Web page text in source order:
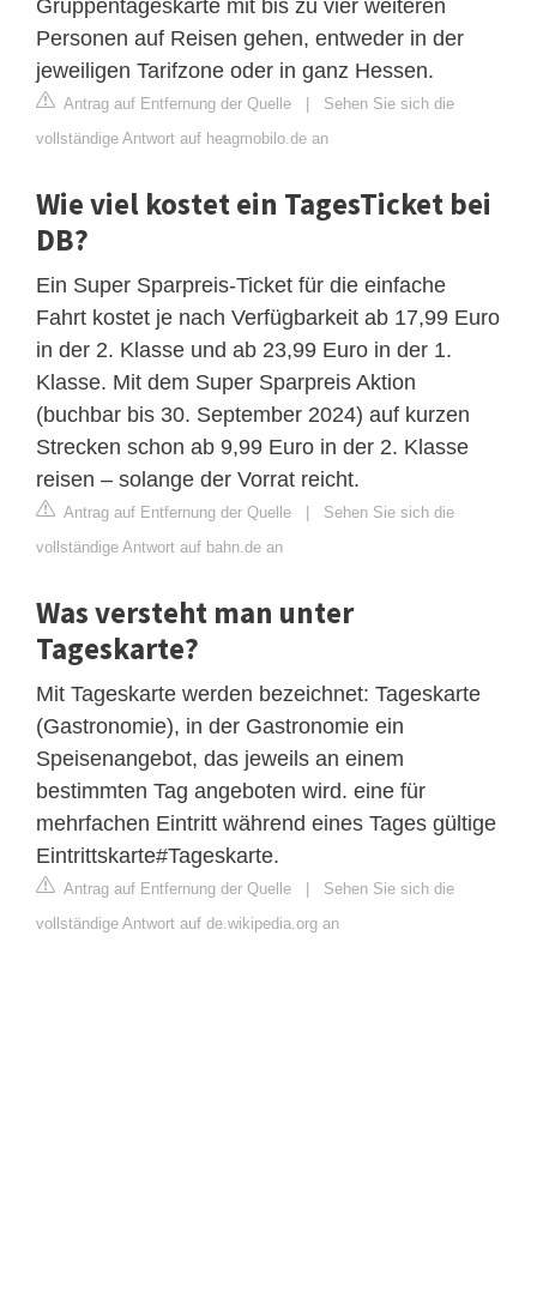
Gruppentageskarte mit bis zu vier weiteren
Personen auf Reisen gehen, entweder in der
jeweiligen Tarifzone oder in ganz Hessen.
Antrag auf Entfernung der Quelle | Sehen Sie sich die
vollständige Antwort auf heagmobilo.de an
Wie viel kostet ein TagesTicket bei
DB?
Ein Super Sparpreis-Ticket für die einfache
Fahrt kostet je nach Verfügbarkeit ab 17,99 Euro
in der 2. Klasse und ab 23,99 Euro in der 1.
Klasse. Mit dem Super Sparpreis Aktion
(buchbar bis 30. September 2024) auf kurzen
Strecken schon ab 9,99 Euro in der 2. Klasse
reisen – solange der Vorrat reicht.
Antrag auf Entfernung der Quelle | Sehen Sie sich die
vollständige Antwort auf bahn.de an
Was versteht man unter
Tageskarte?
Mit Tageskarte werden bezeichnet: Tageskarte
(Gastronomie), in der Gastronomie ein
Speisenangebot, das jeweils an einem
bestimmten Tag angeboten wird. eine für
mehrfachen Eintritt während eines Tages gültige
Eintrittskarte#Tageskarte.
Antrag auf Entfernung der Quelle | Sehen Sie sich die
vollständige Antwort auf de.wikipedia.org an